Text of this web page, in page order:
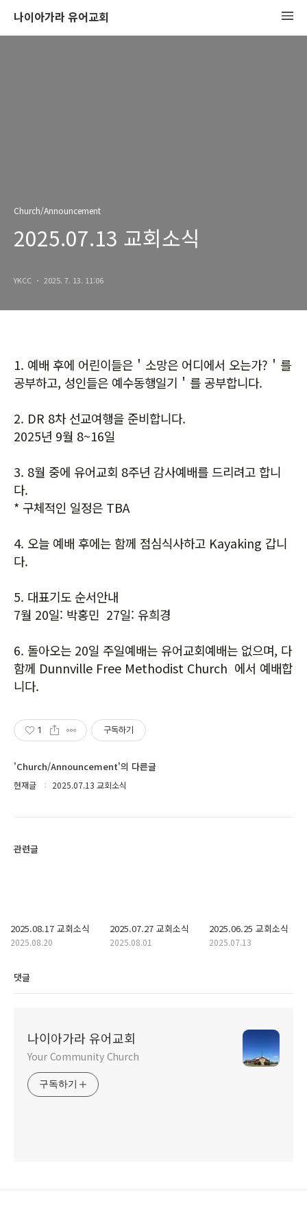
나이아가라 유어교회
Church/Announcement
2025.07.13 교회소식
YKCC 2025. 7. 13. 11:06
1. 예배 후에 어린이들은＇소망은 어디에서 오는가?＇ 를
공부하고, 성인들은 예수동행일기 ＇ 를 공부합니다.
2. DR 8차 선교여행을 준비합니다.
2025년 9월 8~16일
3. 8월 중에 유어교회 8주년 감사예배를 드리려고 합니
다.
* 구체적인 일정은 TBA
4. 오늘 예배 후에는 함께 점심식사하고 Kayaking 갑니
다.
5. 대표기도 순서안내
7월 20일: 박홍민 27일: 유희경
6. 돌아오는 20일 주일예배는 유어교회예배는 없으며, 다
함께 Dunnville Free Methodist Church 에서 예배합
니다.
1 구독하기
'Church/Announcement'의 다른글
현재글 2025.07.13 교회소식
관련글
2025.08.17 교회소식
2025.08.20
2025.07.27 교회소식
2025.08.01
2025.06.25 교회소식
2025.07.13
댓글
나이아가라 유어교회
Your Community Church
구독하기